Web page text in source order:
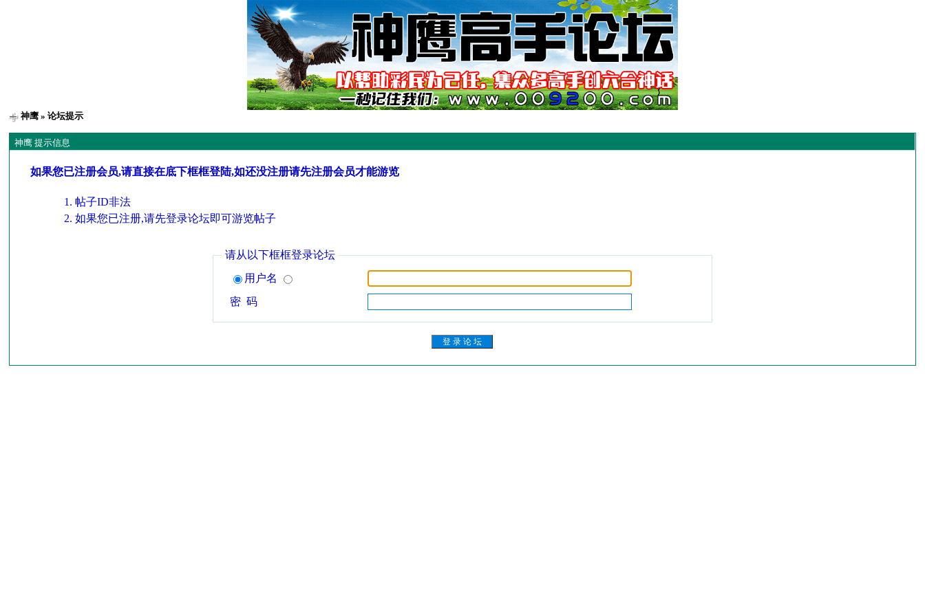
神鹰 » 论坛提示
神鹰 提示信息
如果您已注册会员,请直接在底下框框登陆,如还没注册请先注册会员才能游览
帖子ID非法
如果您已注册,请先登录论坛即可游览帖子
请从以下框框登录论坛
用户名
密 码